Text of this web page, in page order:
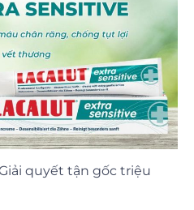
quyết tận gốc triệu